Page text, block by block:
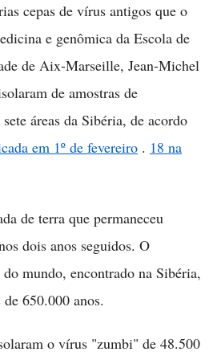
cepas de vírus antigos que o
e genômica da Escola de
de Aix-Marseille, Jean-Michel
de amostras de
áreas da Sibéria, de acordo
em 1º de fevereiro . 18 na
de terra que permaneceu
dois anos seguidos. O
mundo, encontrado na Sibéria,
650.000 anos.
o vírus "zumbi" de 48.500